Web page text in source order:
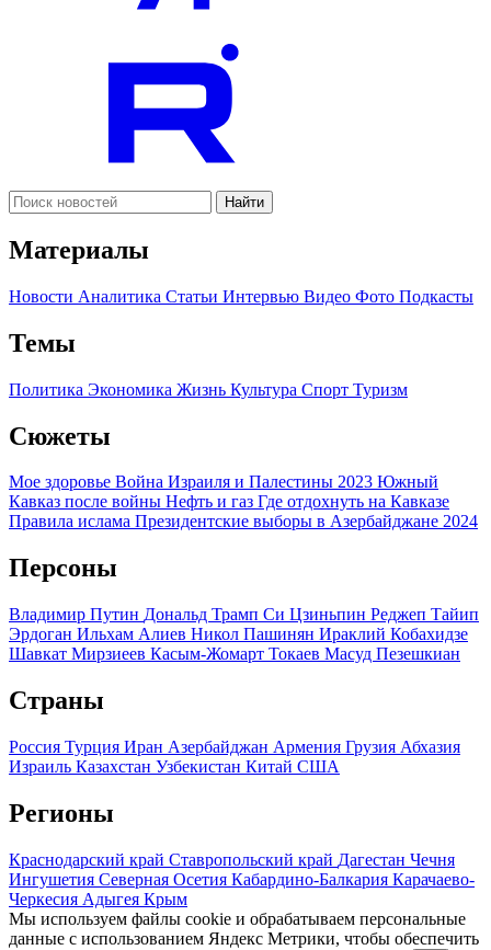
Найти
Материалы
Новости Аналитика Статьи Интервью Видео Фото Подкасты
Темы
Политика Экономика Жизнь Культура Спорт Туризм
Сюжеты
Мое здоровье Война Израиля и Палестины 2023 Южный
Кавказ после войны Нефть и газ Где отдохнуть на Кавказе
Правила ислама Президентские выборы в Азербайджане 2024
Персоны
Владимир Путин Дональд Трамп Си Цзиньпин Реджеп Тайип
Эрдоган Ильхам Алиев Никол Пашинян Ираклий Кобахидзе
Шавкат Мирзиеев Касым-Жомарт Токаев Масуд Пезешкиан
Страны
Россия Турция Иран Азербайджан Армения Грузия Абхазия
Израиль Казахстан Узбекистан Китай США
Регионы
Краснодарский край Ставропольский край Дагестан Чечня
Ингушетия Северная Осетия Кабардино-Балкария Карачаево-
Черкесия Адыгея Крым
Мы используем файлы cookie и обрабатываем персональные
данные с использованием Яндекс Метрики, чтобы обеспечить